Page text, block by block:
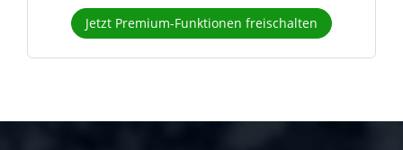
Jetzt Premium-Funktionen freischalten